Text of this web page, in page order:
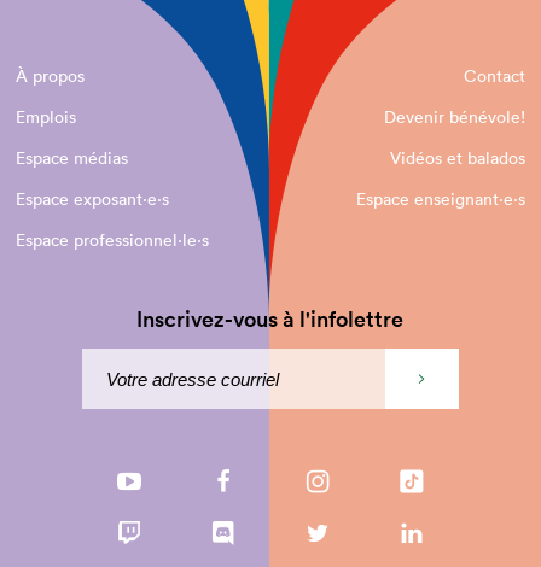
À propos
Contact
Emplois
Devenir bénévole!
Espace médias
Vidéos et balados
Espace exposant·e⋅s
Espace enseignant·e⋅s
Espace professionnel·le⋅s
Inscrivez-vous à l'infolettre